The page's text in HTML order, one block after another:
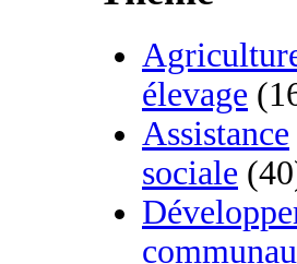
élevage
Assistance
sociale